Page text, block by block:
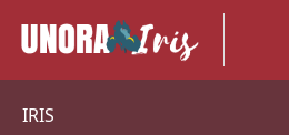
IRIS